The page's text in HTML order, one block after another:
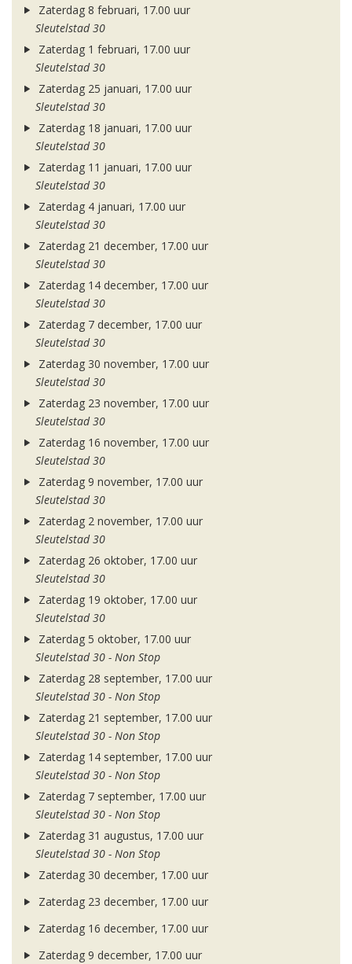
Zaterdag 8 februari, 17.00 uur
Sleutelstad 30
Zaterdag 1 februari, 17.00 uur
Sleutelstad 30
Zaterdag 25 januari, 17.00 uur
Sleutelstad 30
Zaterdag 18 januari, 17.00 uur
Sleutelstad 30
Zaterdag 11 januari, 17.00 uur
Sleutelstad 30
Zaterdag 4 januari, 17.00 uur
Sleutelstad 30
Zaterdag 21 december, 17.00 uur
Sleutelstad 30
Zaterdag 14 december, 17.00 uur
Sleutelstad 30
Zaterdag 7 december, 17.00 uur
Sleutelstad 30
Zaterdag 30 november, 17.00 uur
Sleutelstad 30
Zaterdag 23 november, 17.00 uur
Sleutelstad 30
Zaterdag 16 november, 17.00 uur
Sleutelstad 30
Zaterdag 9 november, 17.00 uur
Sleutelstad 30
Zaterdag 2 november, 17.00 uur
Sleutelstad 30
Zaterdag 26 oktober, 17.00 uur
Sleutelstad 30
Zaterdag 19 oktober, 17.00 uur
Sleutelstad 30
Zaterdag 5 oktober, 17.00 uur
Sleutelstad 30 - Non Stop
Zaterdag 28 september, 17.00 uur
Sleutelstad 30 - Non Stop
Zaterdag 21 september, 17.00 uur
Sleutelstad 30 - Non Stop
Zaterdag 14 september, 17.00 uur
Sleutelstad 30 - Non Stop
Zaterdag 7 september, 17.00 uur
Sleutelstad 30 - Non Stop
Zaterdag 31 augustus, 17.00 uur
Sleutelstad 30 - Non Stop
Zaterdag 30 december, 17.00 uur
Zaterdag 23 december, 17.00 uur
Zaterdag 16 december, 17.00 uur
Zaterdag 9 december, 17.00 uur